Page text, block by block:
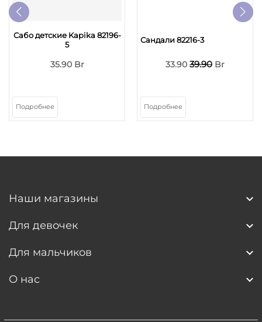
Сабо детские Kapika 82196-
5
35.90 Br
Подробнее
Сандали 82216-3
33.90 39.90 Br
Подробнее
Наши магазины
Для девочек
Для мальчиков
О нас